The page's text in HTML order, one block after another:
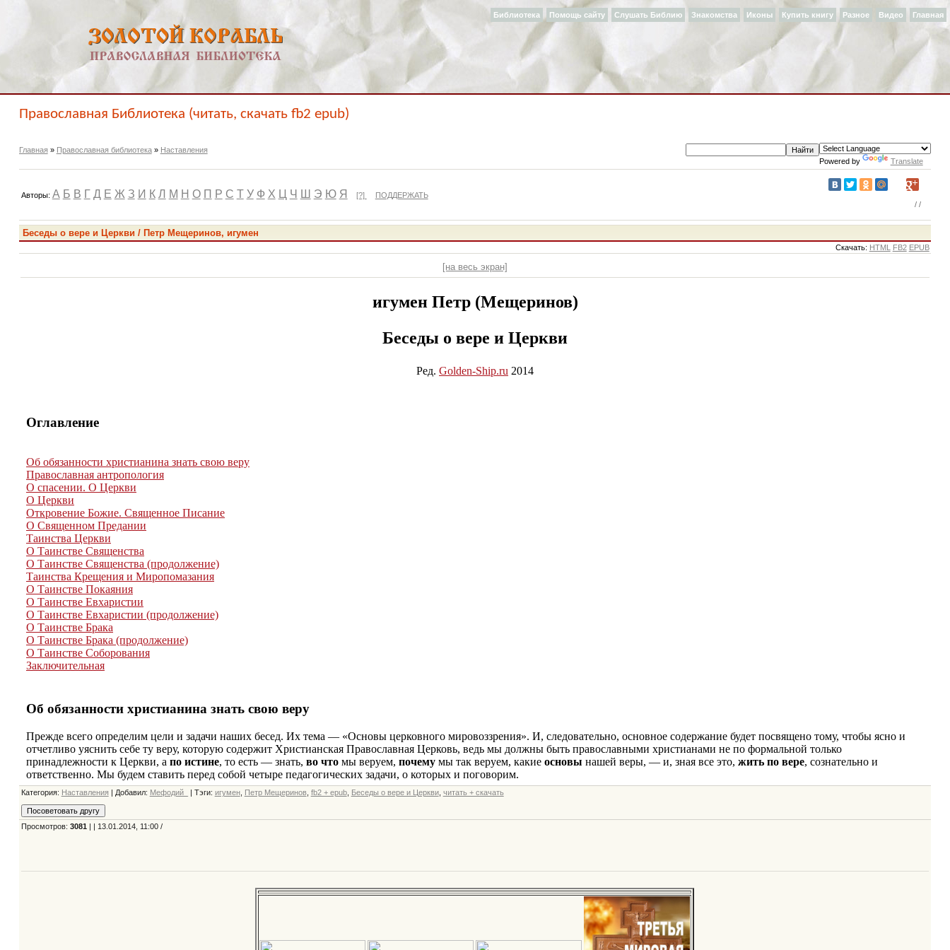
Главная
Видео
Разное
Купить книгу
Иконы
Знакомства
Слушать Библию
Помощь сайту
Библиотека
Православная Библиотека (читать, скачать fb2 epub)
Главная » Православная библиотека» Наставления
Powered by
Translate
Авторы: А Б В Г Д Е Ж З И К Л М Н О П Р С Т У Ф Х Ц Ч Ш Э Ю Я [?]
ПОДДЕРЖАТЬ
//
Беседы о вере и Церкви / Петр Мещеринов, игумен
Cкачать: HTML FB2 EPUB
[на весь экран]
Категория: Наставления | Добавил: Мефодий_ | Тэги: игумен, Петр Мещеринов, fb2 + epub, Беседы о вере и Церкви, читать + скачать
Просмотров: 3081| | 13.01.2014, 11:00 /